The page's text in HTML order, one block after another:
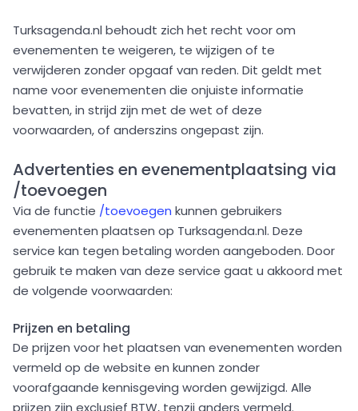
Turksagenda.nl behoudt zich het recht voor om
evenementen te weigeren, te wijzigen of te
verwijderen zonder opgaaf van reden. Dit geldt met
name voor evenementen die onjuiste informatie
bevatten, in strijd zijn met de wet of deze
voorwaarden, of anderszins ongepast zijn.
Advertenties en evenementplaatsing via
/toevoegen
Via de functie /toevoegen kunnen gebruikers
evenementen plaatsen op Turksagenda.nl. Deze
service kan tegen betaling worden aangeboden. Door
gebruik te maken van deze service gaat u akkoord met
de volgende voorwaarden:
Prijzen en betaling
De prijzen voor het plaatsen van evenementen worden
vermeld op de website en kunnen zonder
voorafgaande kennisgeving worden gewijzigd. Alle
prijzen zijn exclusief BTW, tenzij anders vermeld.